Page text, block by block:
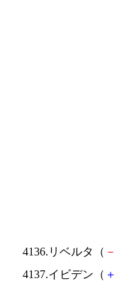
4136.リベルタ（ －
4137.イビデン（ ＋